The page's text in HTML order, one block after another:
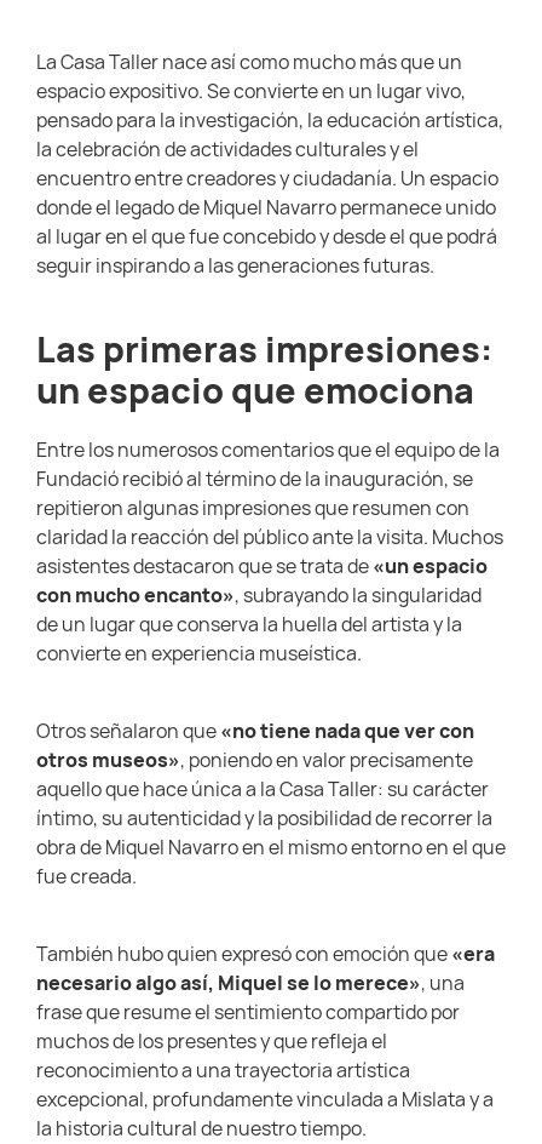
La Casa Taller nace así como mucho más que un
espacio expositivo. Se convierte en un lugar vivo,
pensado para la investigación, la educación artística,
la celebración de actividades culturales y el
encuentro entre creadores y ciudadanía. Un espacio
donde el legado de Miquel Navarro permanece unido
al lugar en el que fue concebido y desde el que podrá
seguir inspirando a las generaciones futuras.
Las primeras impresiones:
un espacio que emociona
Entre los numerosos comentarios que el equipo de la
Fundació recibió al término de la inauguración, se
repitieron algunas impresiones que resumen con
claridad la reacción del público ante la visita. Muchos
asistentes destacaron que se trata de«un espacio
con mucho encanto», subrayando la singularidad
de un lugar que conserva la huella del artista y la
convierte en experiencia museística.
Otros señalaron que«no tiene nada que ver con
otros museos», poniendo en valor precisamente
aquello que hace única a la Casa Taller: su carácter
íntimo, su autenticidad y la posibilidad de recorrer la
obra de Miquel Navarro en el mismo entorno en el que
fue creada.
También hubo quien expresó con emoción que«era
necesario algo así, Miquel se lo merece», una
frase que resume el sentimiento compartido por
muchos de los presentes y que refleja el
reconocimiento a una trayectoria artística
excepcional, profundamente vinculada a Mislata y a
la historia cultural de nuestro tiempo.